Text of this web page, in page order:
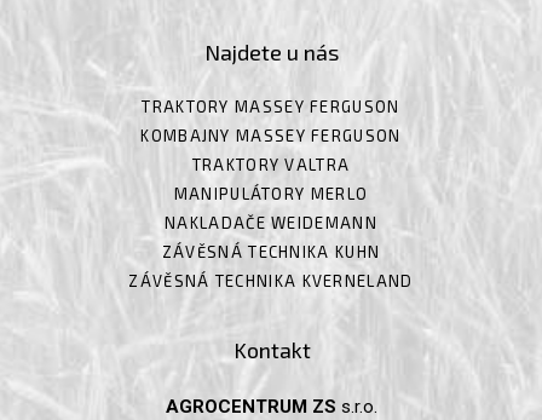
Najdete u nás
TRAKTORY MASSEY FERGUSON
KOMBAJNY MASSEY FERGUSON
TRAKTORY VALTRA
MANIPULÁTORY MERLO
NAKLADAČE WEIDEMANN
ZÁVĚSNÁ TECHNIKA KUHN
ZÁVĚSNÁ TECHNIKA KVERNELAND
Kontakt
AGROCENTRUM ZS s.r.o.